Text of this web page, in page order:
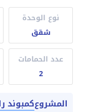
نوع الوحدة
شقق
عدد الحمامات
2
المشروعكمبوند